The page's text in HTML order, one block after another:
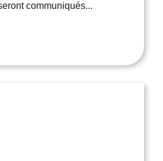
communiqués...